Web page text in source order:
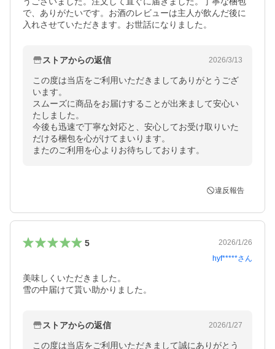
で、ありがたいです。お酒のレビューは主人が飲んだ後に
入れさせていただきます。お世話になりました。
ストアからの返信 2026/3/13
この度は当店をご利用いただきましてありがとうござ
います。
スムーズに商品をお届けすることが出来まして安心い
たしました。
今後も迅速で丁寧な対応と、安心してお受け取りいた
だける梱包を心がけてまいります。
またのご利用を心よりお待ちしております。
違反報告
5
2026/1/26
hyf*****さん
美味しくいただきました。
雪の中届けて貰い助かりました。
ストアからの返信 2026/1/27
この度は当店をご利用いただきまして誠にありがとう